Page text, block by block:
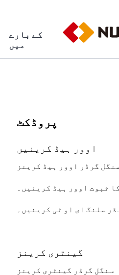
کے بارے
میں
پروڈکٹ
اوور ہیڈ کرینیں
گرڈر اوور ہیڈ کرینز
ثبوت اوور ہیڈ کرینیں۔
سلنگ ای او ٹی کرینیں۔
گینٹری کرینز
سنگل گرڈر گینٹری کرینز